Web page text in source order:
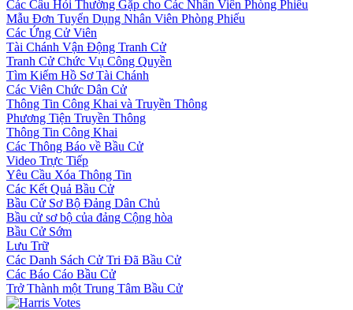
Các Câu Hỏi Thường Gặp cho Các Nhân Viên Phòng Phiếu
Mẫu Đơn Tuyển Dụng Nhân Viên Phòng Phiếu
Các Ứng Cử Viên
Tài Chánh Vận Động Tranh Cử
Tranh Cử Chức Vụ Công Quyền
Tìm Kiếm Hồ Sơ Tài Chánh
Các Viên Chức Dân Cử
Thông Tin Công Khai và Truyền Thông
Phương Tiện Truyền Thông
Thông Tin Công Khai
Các Thông Báo về Bầu Cử
Video Trực Tiếp
Yêu Cầu Xóa Thông Tin
Các Kết Quả Bầu Cử
Bầu Cử Sơ Bộ Đảng Dân Chủ
Bầu cử sơ bộ của đảng Cộng hòa
Bầu Cử Sớm
Lưu Trữ
Các Danh Sách Cử Tri Đã Bầu Cử
Các Báo Cáo Bầu Cử
Trở Thành một Trung Tâm Bầu Cử